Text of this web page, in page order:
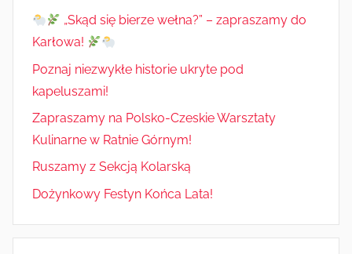
„Skąd się bierze wełna?” – zapraszamy do
Karłowa!
Poznaj niezwykłe historie ukryte pod
kapeluszami!
Zapraszamy na Polsko-Czeskie Warsztaty
Kulinarne w Ratnie Górnym!
Ruszamy z Sekcją Kolarską
Dożynkowy Festyn Końca Lata!